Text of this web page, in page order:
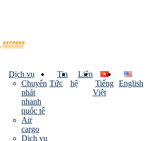
Dịch vụ
Chuyển
phát
nhanh
quốc tế
Air
cargo
Dịch vụ
Tin
Tức
Liên
hệ
Tiếng
Việt
English